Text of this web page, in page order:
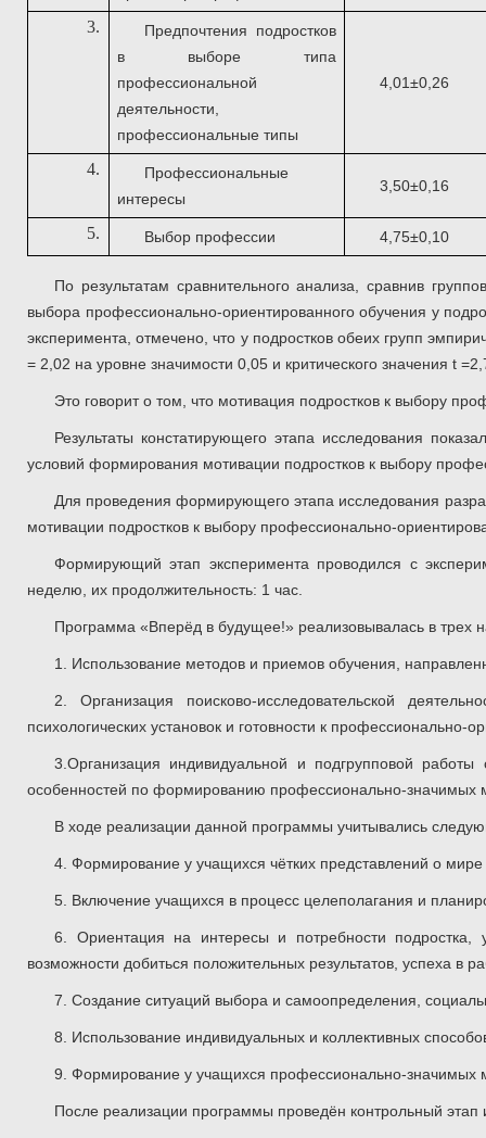
3.
Предпочтения подростков
в выборе типа
профессиональной
деятельности,
профессиональные типы
4,01±0,26
4.
Профессиональные
интересы
3,50±0,16
5. Выбор профессии 4,75±0,10
По результатам сравнительного анализа, сравнив
выбора профессионально-ориентированного обучения у
эксперимента, отмечено, что у подростков обеих групп
= 2,02 на уровне значимости 0,05 и критического значения t
Это говорит о том, что мотивация подростков к выбору
Результаты констатирующего этапа исследования
условий формирования мотивации подростков к выбору
Для проведения формирующего этапа исследования
мотивации подростков к выбору профессионально-
Формирующий этап эксперимента проводился с
неделю, их продолжительность: 1 час.
Программа «Вперёд в будущее!» реализовывалась в трех
1. Использование методов и приемов обучения,
2. Организация поисково-исследовательской
психологических установок и готовности к профессионально-
3.Организация индивидуальной и подгрупповой
особенностей по формированию профессионально-значимых
В ходе реализации данной программы учитывались
4. Формирование у учащихся чётких представлений о
5. Включение учащихся в процесс целеполагания и
6. Ориентация на интересы и потребности подростка,
возможности добиться положительных результатов, успеха в
7. Создание ситуаций выбора и самоопределения,
8. Использование индивидуальных и коллективных
9. Формирование у учащихся профессионально-значимых
После реализации программы проведён контрольный этап